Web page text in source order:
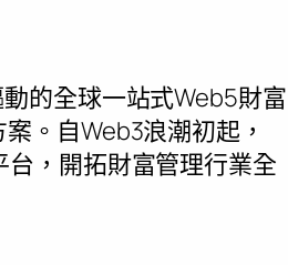
的全球一站式Web5財富
。自Web3浪潮初起，
，開拓財富管理行業全